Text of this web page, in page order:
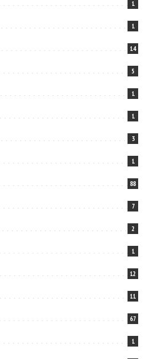
1
1
14
5
1
1
3
1
88
7
2
1
12
11
67
1